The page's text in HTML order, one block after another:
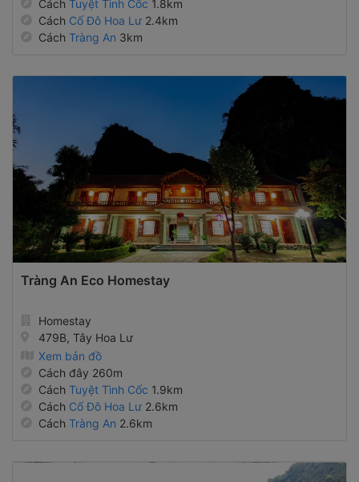
Cách Cố Đô Hoa Lư2.4km
Cách Tràng An3km
479B, Tây Hoa Lư
Xem bản đồ
Cách đây 260m
Cách Tuyệt Tình Cốc
Cách Cố Đô Hoa Lư2.6km
Cách Tràng An2.6km